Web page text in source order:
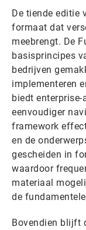
De tiende editie
formaat dat
meebrengt. De
basisprincipes
bedrijven
implementeren
biedt enterprise-
eenvoudiger
framework
en de
gescheiden in
waardoor
materiaal
de
Bovendien blijft